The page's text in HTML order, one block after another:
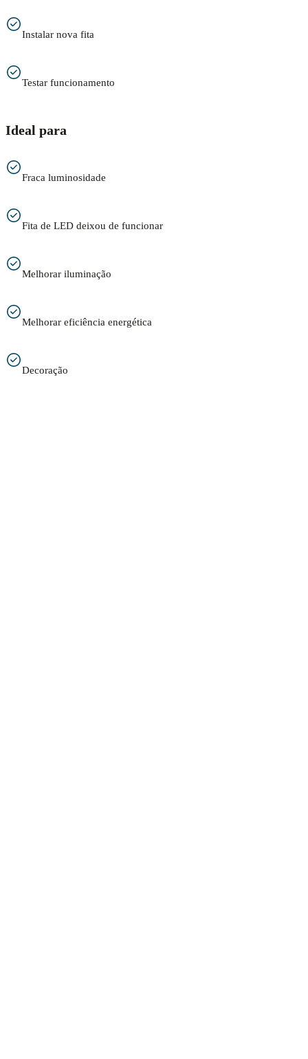
Instalar nova fita
Testar funcionamento
Ideal para
Fraca luminosidade
Fita de LED deixou de funcionar
Melhorar iluminação
Melhorar eficiência energética
Decoração